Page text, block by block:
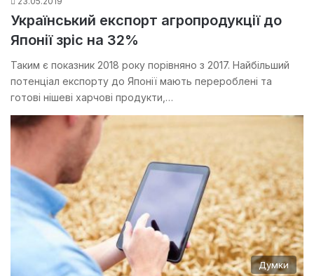
Український експорт агропродукції до
Японії зріс на 32%
Таким є показник 2018 року порівняно з 2017. Найбільший
потенціал експорту до Японії мають перероблені та
готові нішеві харчові продукти,…
Думки